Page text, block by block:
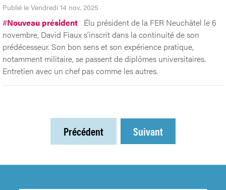
Publié le Vendredi 14 nov. 2025
#Nouveau président Élu président de la FER Neuchâtel le 6
novembre, David Fiaux s’inscrit dans la continuité de son
prédécesseur. Son bon sens et son expérience pratique,
notamment militaire, se passent de diplômes universitaires.
Entretien avec un chef pas comme les autres.
Précédent Suivant